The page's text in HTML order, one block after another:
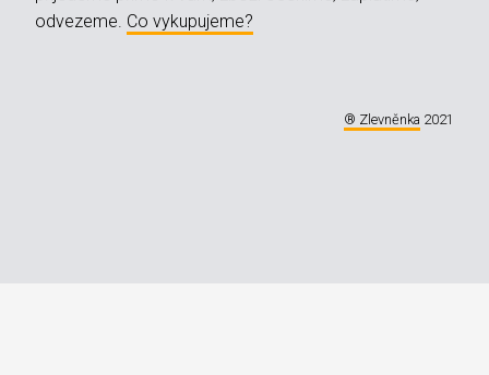
odvezeme. Co vykupujeme?
® Zlevněnka 2021